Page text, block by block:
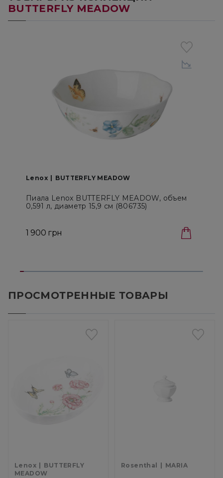
BUTTERFLY MEADOW
Lenox BUTTERFLY MEADOW
Пиала Lenox BUTTERFLY MEADOW, объем
0,591 л, диаметр 15,9 см (806735)
1 900 грн
ПРОСМОТРЕННЫЕ ТОВАРЫ
Lenox
BUTTERFLY
MEADOW
Rosenthal MARIA